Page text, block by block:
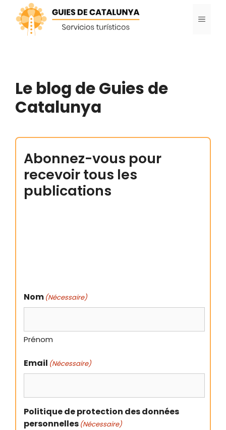
Aller
contenu
MENU
Le blog de Guies de
Catalunya
Abonnez-vous pour
recevoir tous les
publications
Nom (Nécessaire)
Prénom
Email (Nécessaire)
Politique de protection des données
personnelles (Nécessaire)